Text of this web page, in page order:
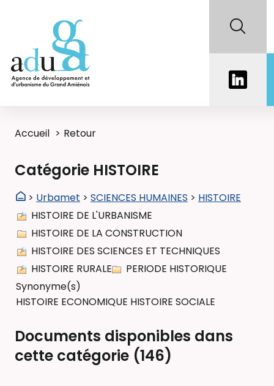
Accueil Retour
Catégorie HISTOIRE
> Urbamet > SCIENCES HUMAINES > HISTOIRE
HISTOIRE DE L'URBANISME
HISTOIRE DE LA CONSTRUCTION
HISTOIRE DES SCIENCES ET TECHNIQUES
HISTOIRE RURALE
PERIODE HISTORIQUE
Synonyme(s)
HISTOIRE ECONOMIQUE HISTOIRE SOCIALE
Documents disponibles dans
cette catégorie (146)